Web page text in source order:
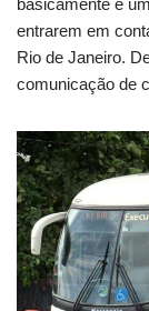
basicamente é
entrarem em
Rio de Janeiro.
comunicação de